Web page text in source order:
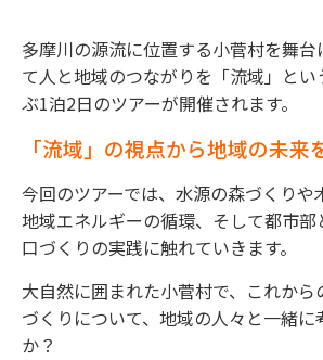
多摩川の源流に位置する小菅村を舞台
て人と地域のつながりを「流域」と
ぶ1泊2日のツアーが開催されます。
「流域」の視点から地域の未来
今回のツアーでは、水源の森づくりや
地域エネルギーの循環、そして都市
口づくりの実践に触れていきます。
大自然に囲まれた小菅村で、これか
づくりについて、地域の人々と一緒に
か？